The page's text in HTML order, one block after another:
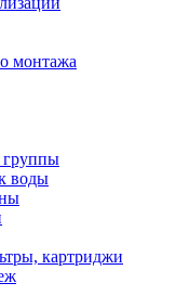
монтажа
группы
воды
картриджи